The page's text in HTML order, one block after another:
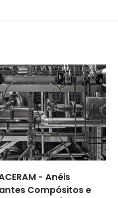
for Industrial
of natural